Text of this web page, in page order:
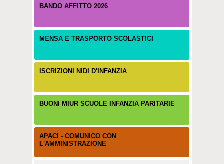
BANDO AFFITTO 2026
MENSA E TRASPORTO SCOLASTICI
ISCRIZIONI NIDI D'INFANZIA
BUONI MIUR SCUOLE INFANZIA PARITARIE
APACI - COMUNICO CON
L'AMMINISTRAZIONE